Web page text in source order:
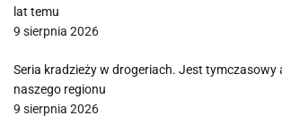
lat temu
9 sierpnia 2026
Seria kradzieży w drogeriach. Jest tymczasowy
naszego regionu
9 sierpnia 2026